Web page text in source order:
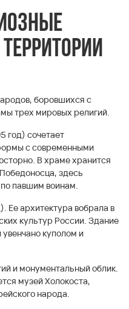
боровшихся с
трех мировых религий.
год) сочетает
с современными
В храме хранится
здесь
павшим воинам.
Ее архитектура вобрала в
культур России. Здание
куполом и
и монументальный облик.
музей Холокоста,
народа.